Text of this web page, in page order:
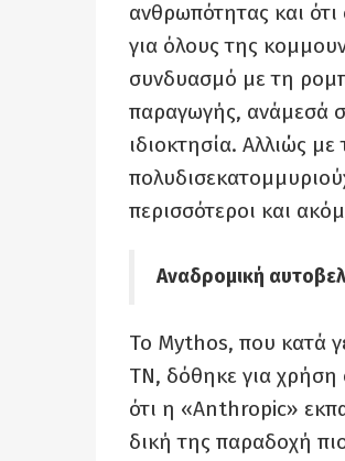
ανθρωπότητας και
για όλους της
συνδυασμό με τη
παραγωγής, ανάμεσά
ιδιοκτησία. Αλλιώς
περισσότεροι και
Αναδρομική
Το Mythos, που κατά
ΤΝ, δόθηκε για χρήση
ότι η «Anthropic»
δική της παραδοχή